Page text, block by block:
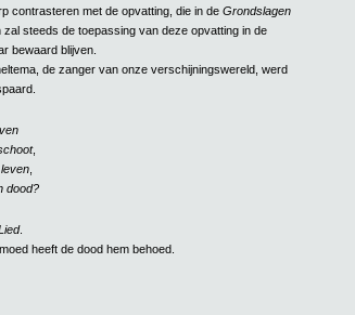
contrasteren met de opvatting, die in de Grondslagen
steeds de toepassing van deze opvatting in de
bewaard blijven.
de zanger van onze verschijningswereld, werd
,
dood?
.
heeft de dood hem behoed.